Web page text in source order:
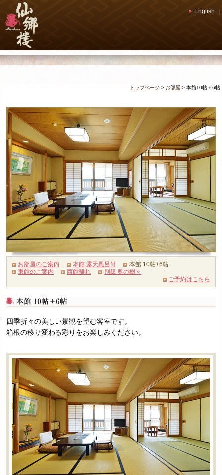
English
本館10帖＋6帖
お部屋 >
トップページ >
お部屋のご案内 本館 露天風呂付
本館 10帖+6帖
東館のご案内
西館離れ
別邸 奥の樹々
ご予約はこちら
四季折々の美しい景観を望む客室です。
箱根の移り変わる彩りをお楽しみください。